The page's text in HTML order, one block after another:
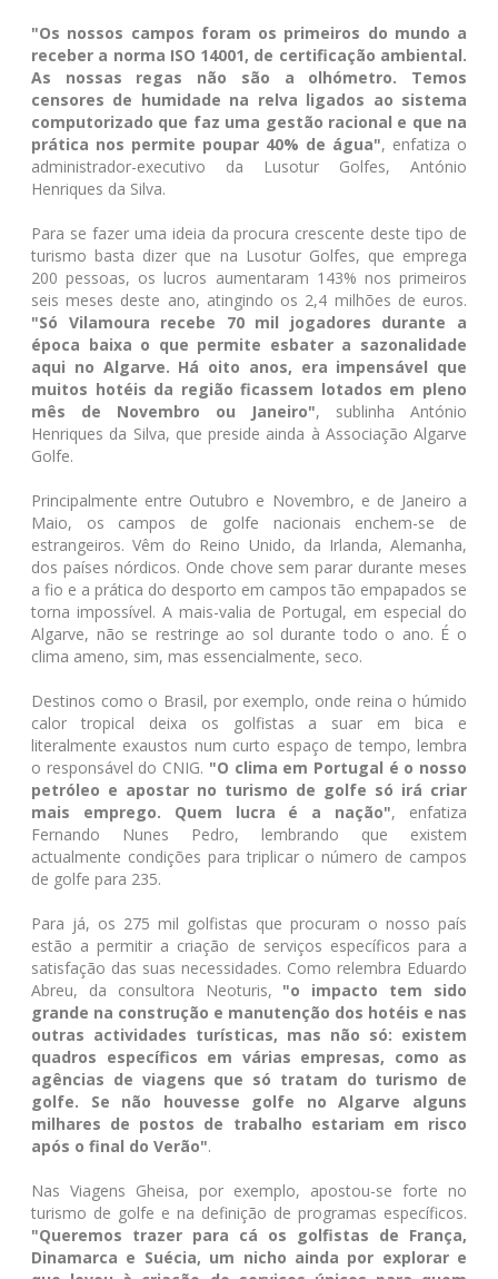
"Os nossos campos foram os primeiros do mundo a
receber a norma ISO 14001, de certificação ambiental.
As nossas regas não são a olhómetro. Temos
censores de humidade na relva ligados ao sistema
computorizado que faz uma gestão racional e que na
prática nos permite poupar 40% de água", enfatiza o
administrador-executivo da Lusotur Golfes, António
Henriques da Silva.
Para se fazer uma ideia da procura crescente deste tipo de
turismo basta dizer que na Lusotur Golfes, que emprega
200 pessoas, os lucros aumentaram 143% nos primeiros
seis meses deste ano, atingindo os 2,4 milhões de euros.
"Só Vilamoura recebe 70 mil jogadores durante a
época baixa o que permite esbater a sazonalidade
aqui no Algarve. Há oito anos, era impensável que
muitos hotéis da região ficassem lotados em pleno
mês de Novembro ou Janeiro", sublinha António
Henriques da Silva, que preside ainda à Associação Algarve
Golfe.
Principalmente entre Outubro e Novembro, e de Janeiro a
Maio, os campos de golfe nacionais enchem-se de
estrangeiros. Vêm do Reino Unido, da Irlanda, Alemanha,
dos países nórdicos. Onde chove sem parar durante meses
a fio e a prática do desporto em campos tão empapados se
torna impossível. A mais-valia de Portugal, em especial do
Algarve, não se restringe ao sol durante todo o ano. É o
clima ameno, sim, mas essencialmente, seco.
Destinos como o Brasil, por exemplo, onde reina o húmido
calor tropical deixa os golfistas a suar em bica e
literalmente exaustos num curto espaço de tempo, lembra
o responsável do CNIG. "O clima em Portugal é o nosso
petróleo e apostar no turismo de golfe só irá criar
mais emprego. Quem lucra é a nação", enfatiza
Fernando Nunes Pedro, lembrando que existem
actualmente condições para triplicar o número de campos
de golfe para 235.
Para já, os 275 mil golfistas que procuram o nosso país
estão a permitir a criação de serviços específicos para a
satisfação das suas necessidades. Como relembra Eduardo
Abreu, da consultora Neoturis, "o impacto tem sido
grande na construção e manutenção dos hotéis e nas
outras actividades turísticas, mas não só: existem
quadros específicos em várias empresas, como as
agências de viagens que só tratam do turismo de
golfe. Se não houvesse golfe no Algarve alguns
milhares de postos de trabalho estariam em risco
após o final do Verão".
Nas Viagens Gheisa, por exemplo, apostou-se forte no
turismo de golfe e na definição de programas específicos.
"Queremos trazer para cá os golfistas de França,
Dinamarca e Suécia, um nicho ainda por explorar e